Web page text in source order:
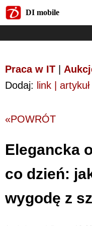
DI mobile
Praca w IT
Dodaj: link | artykuł|
«POWRÓT
Elegancka
co dzień:
wygodę z
DI mobile